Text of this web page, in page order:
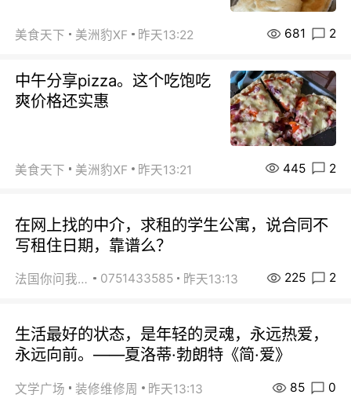
美食天下 美洲豹XF 昨天13:22 681 2
中午分享pizza。这个吃饱吃
爽价格还实惠
美食天下 美洲豹XF 昨天13:21 445 2
在网上找的中介，求租的学生公寓，说合同不
写租住日期，靠谱么？
法国你问我答 0751433585 昨天13:13 225 2
生活最好的状态，是年轻的灵魂，永远热爱，
永远向前。——夏洛蒂·勃朗特《简·爱》
文学广场 装修维修周 昨天13:13 85 0